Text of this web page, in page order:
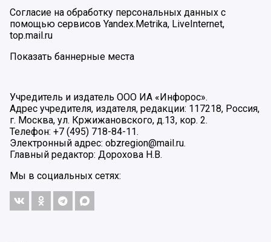
Согласие на обработку персональных данных с
помощью сервисов Yandex.Metrika, LiveInternet,
top.mail.ru
Показать баннерные места
Учредитель и издатель ООО ИА «Инфорос».
Адрес учредителя, издателя, редакции: 117218, Россия,
г. Москва, ул. Кржижановского, д.13, кор. 2.
Телефон: +7 (495) 718-84-11.
Электронный адрес: obzregion@mail.ru.
Главный редактор: Дорохова Н.В.
Мы в социальных сетях: